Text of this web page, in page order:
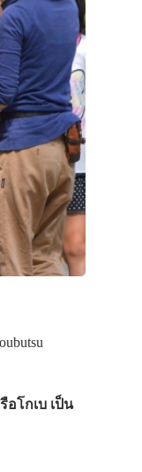
อโกเบ เป็น